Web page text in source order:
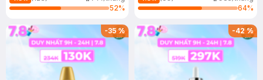
52%
64%
-35% -42%